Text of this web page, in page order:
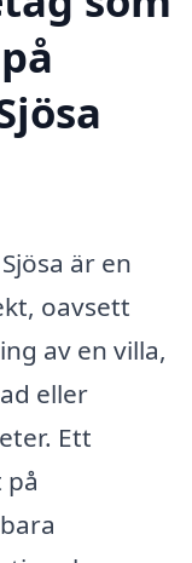
är en
oavsett
av en villa,
eller
Ett
på